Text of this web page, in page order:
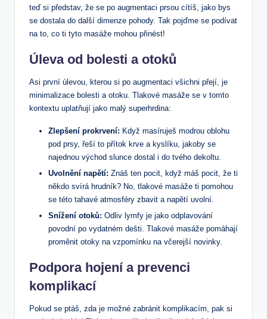
teď si představ, že se po augmentaci prsou cítíš, jako bys
se dostala do další dimenze pohody. Tak pojďme se podívat
na to, co ti tyto masáže mohou přinést!
Úleva od bolesti a otoků
Asi první úlevou, kterou si po augmentaci všichni přejí, je
minimalizace bolesti a otoku. Tlakové masáže se v tomto
kontextu uplatňují jako malý superhrdina:
Zlepšení prokrvení: Když masíruješ modrou oblohu
pod prsy, řeší to přítok krve a kyslíku, jakoby se
najednou východ slunce dostal i do tvého dekoltu.
Uvolnění napětí: Znáš ten pocit, když máš pocit, že ti
někdo svírá hrudník? No, tlakové masáže ti pomohou
se této tahavé atmosféry zbavit a napětí uvolní.
Snížení otoků: Odliv lymfy je jako odplavování
povodní po vydatném dešti. Tlakové masáže pomáhají
proměnit otoky na vzpomínku na včerejší novinky.
Podpora hojení a prevenci
komplikací
Pokud se ptáš, zda je možné zabránit komplikacím, pak si